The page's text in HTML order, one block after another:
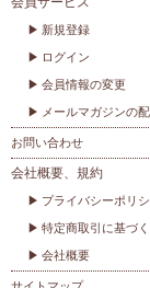
新規登録
ログイン
会員情報の変更
メールマガジンの
お問い合わせ
会社概要、規約
プライバシーポリ
特定商取引に基づ
会社概要